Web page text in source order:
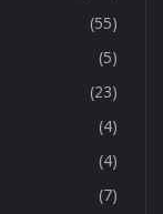
(55)
(5)
(23)
(4)
(4)
(7)